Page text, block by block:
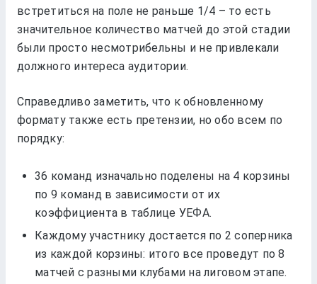
встретиться на поле не раньше 1/4 – то есть
значительное количество матчей до этой стадии
были просто несмотрибельны и не привлекали
должного интереса аудитории.
Справедливо заметить, что к обновленному
формату также есть претензии, но обо всем по
порядку:
36 команд изначально поделены на 4 корзины
по 9 команд в зависимости от их
коэффициента в таблице УЕФА.
Каждому участнику достается по 2 соперника
из каждой корзины: итого все проведут по 8
матчей с разными клубами на лиговом этапе.